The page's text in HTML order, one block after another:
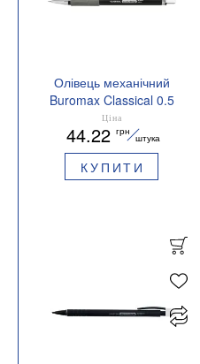
Олівець механічний
Buromax Classical 0.5
мм BM.8658
Ціна
44.22 грн
штука
КУПИТИ